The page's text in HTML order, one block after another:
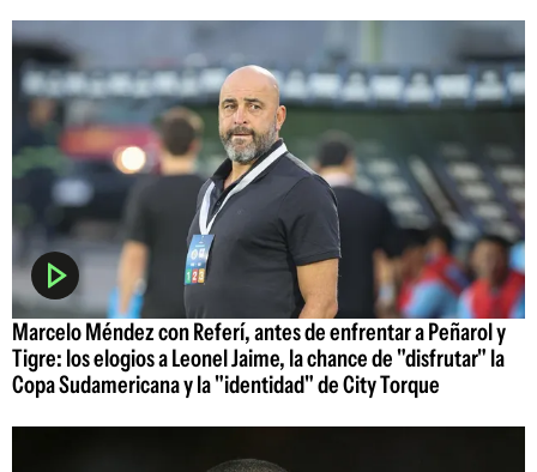
Marcelo Méndez con Referí, antes de enfrentar a Peñarol y
Tigre: los elogios a Leonel Jaime, la chance de "disfrutar" la
Copa Sudamericana y la "identidad" de City Torque